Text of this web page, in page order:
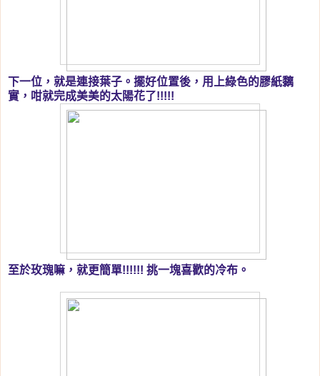
下一位，就是連接葉子。擺好位置後，用上綠色的膠紙黐
實，咁就完成美美的太陽花了!!!!!
至於玫瑰嘛，就更簡單!!!!!! 挑一塊喜歡的冷布。